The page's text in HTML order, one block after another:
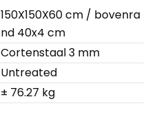
150X150X60 cm / bovenra
nd 40x4 cm
Cortenstaal 3 mm
Untreated
± 76.27 kg